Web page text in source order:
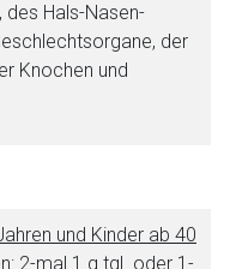
des Hals-Nasen-
der
Knochen und
und Kinder ab 40
2-mal 1 g tgl. oder 1-